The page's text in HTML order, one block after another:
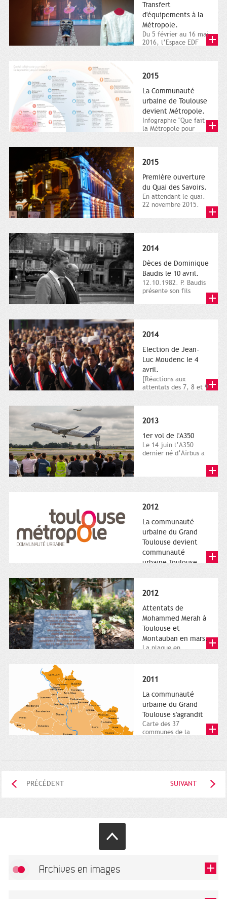
Transfert
d'équipements à la
Métropole.
Du 5 février au 16 mai
2016, l’Espace EDF
2015
La Communauté
urbaine de Toulouse
devient Métropole.
Infographie "Que fait
la Métropole pour
2015
Première ouverture
du Quai des Savoirs.
En attendant le quai.
22 novembre 2015.
2014
Dèces de Dominique
Baudis le 10 avril.
12.10.1982. P. Baudis
présente son fils
2014
Election de Jean-
Luc Moudenc le 4
avril.
[Réactions aux
attentats des 7, 8 et 9
2013
1er vol de l'A350
Le 14 juin l’A350
dernier né d’Airbus a
2012
La communauté
urbaine du Grand
Toulouse devient
communauté
urbaine Toulouse
Métropole,
représentant l'anneau
de Moëbius.
2012
Attentats de
Mohammed Merah à
Toulouse et
Montauban en mars.
La plaque en
Charles-de-Gaulle.
2011
La communauté
urbaine du Grand
Toulouse s'agrandit
Carte des 37
communes de la
PRÉCÉDENT SUIVANT
Archives en images